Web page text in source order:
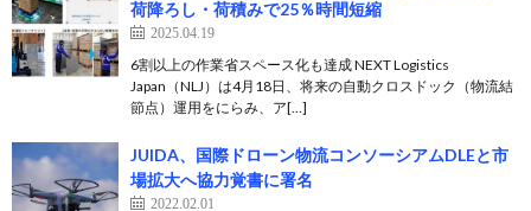
荷降ろし・荷積みで25％時間短縮
2025.04.19
6割以上の作業省スペース化も達成 NEXT Logistics
Japan（NLJ）は4月18日、将来の自動クロスドック（物流結
節点）運用をにらみ、ア[…]
JUIDA、国際ドローン物流コンソーシアムDLEと市
場拡大へ協力覚書に署名
2022.02.01